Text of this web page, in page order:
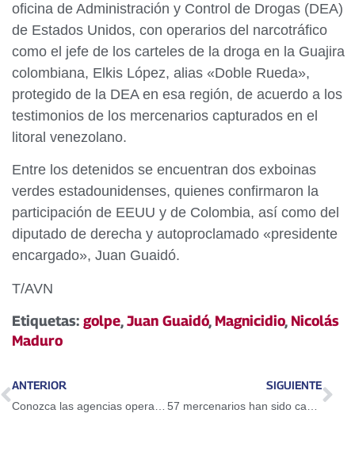
oficina de Administración y Control de Drogas (DEA)
de Estados Unidos, con operarios del narcotráfico
como el jefe de los carteles de la droga en la Guajira
colombiana, Elkis López, alias «Doble Rueda»,
protegido de la DEA en esa región, de acuerdo a los
testimonios de los mercenarios capturados en el
litoral venezolano.
Entre los detenidos se encuentran dos exboinas
verdes estadounidenses, quienes confirmaron la
participación de EEUU y de Colombia, así como del
diputado de derecha y autoproclamado «presidente
encargado», Juan Guaidó.
T/AVN
Etiquetas: golpe,Juan Guaidó, Magnicidio, Nicolás
Maduro
ANTERIOR SIGUIENTE